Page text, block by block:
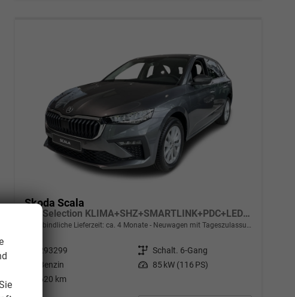
Skoda Scala
Top Selection KLIMA+SHZ+SMARTLINK+PDC+LED+16" ALU
unverbindliche Lieferzeit: ca. 4 Monate Neuwagen mit Tageszulassung
293299 Getriebe Schalt. 6-Gang
Benzin Leistung 85 kW (116 PS)
620 km